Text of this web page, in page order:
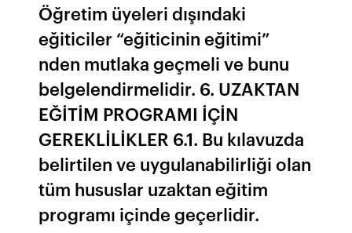
Öğretim üyeleri dışındaki
eğiticiler “eğiticinin eğitimi”
nden mutlaka geçmeli ve bunu
belgelendirmelidir. 6. UZAKTAN
EĞİTİM PROGRAMI İÇİN
GEREKLİLİKLER 6.1. Bu kılavuzda
belirtilen ve uygulanabilirliği olan
tüm hususlar uzaktan eğitim
programı içinde geçerlidir.